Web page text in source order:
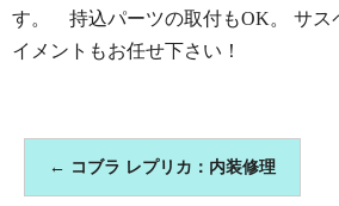
す。 持込パーツの取付もOK。 サス
イメントもお任せ下さい！
← コブラ レプリカ：内装修理